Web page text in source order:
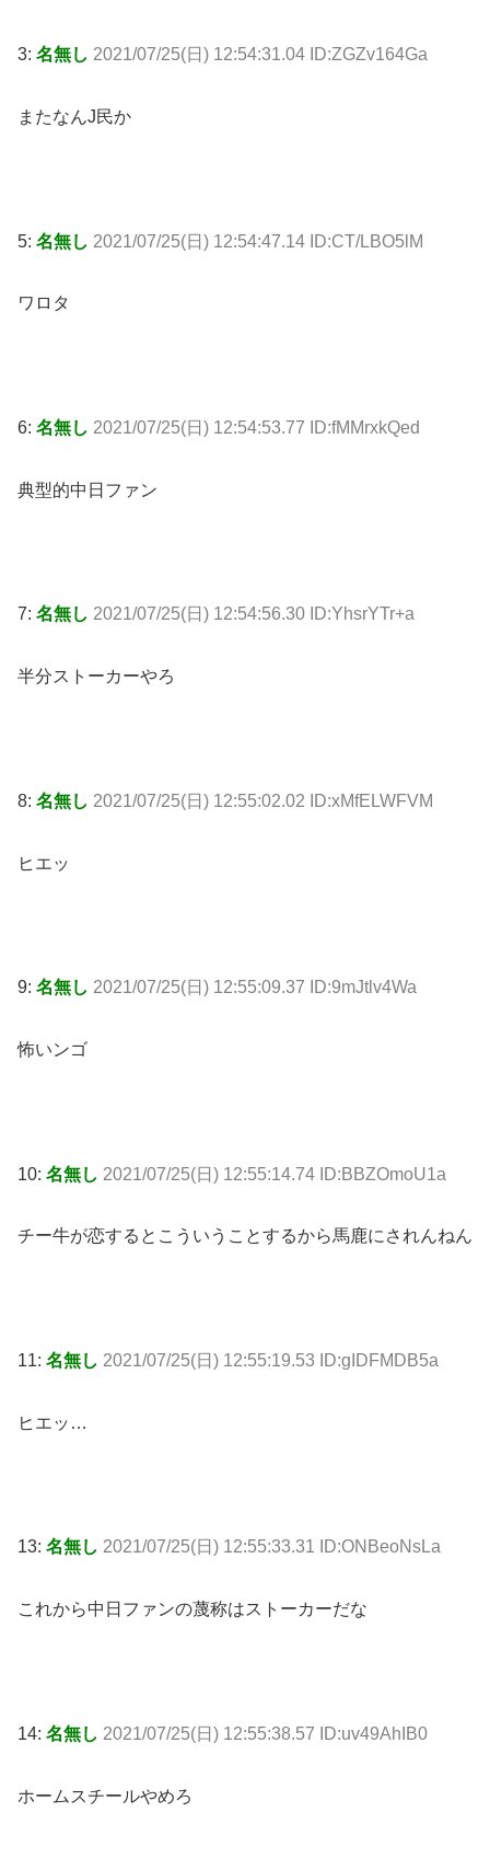
3: 名無し 2021/07/25(日) 12:54:31.04 ID:ZGZv164Ga
またなんJ民か
5: 名無し 2021/07/25(日) 12:54:47.14 ID:CT/LBO5lM
ワロタ
6: 名無し 2021/07/25(日) 12:54:53.77 ID:fMMrxkQed
典型的中日ファン
7: 名無し 2021/07/25(日) 12:54:56.30 ID:YhsrYTr+a
半分ストーカーやろ
8: 名無し 2021/07/25(日) 12:55:02.02 ID:xMfELWFVM
ヒエッ
9: 名無し 2021/07/25(日) 12:55:09.37 ID:9mJtlv4Wa
怖いンゴ
10: 名無し 2021/07/25(日) 12:55:14.74 ID:BBZOmoU1a
チー牛が恋するとこういうことするから馬鹿にされんねん
11: 名無し 2021/07/25(日) 12:55:19.53 ID:gIDFMDB5a
ヒエッ…
13: 名無し 2021/07/25(日) 12:55:33.31 ID:ONBeoNsLa
これから中日ファンの蔑称はストーカーだな
14: 名無し 2021/07/25(日) 12:55:38.57 ID:uv49AhIB0
ホームスチールやめろ